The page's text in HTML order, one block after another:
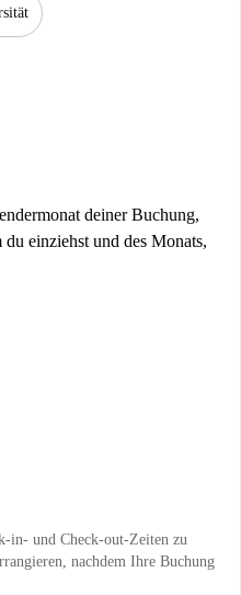
deiner Buchung,
einziehst und des Monats,
in- und Check-out-Zeiten zu
nachdem Ihre Buchung